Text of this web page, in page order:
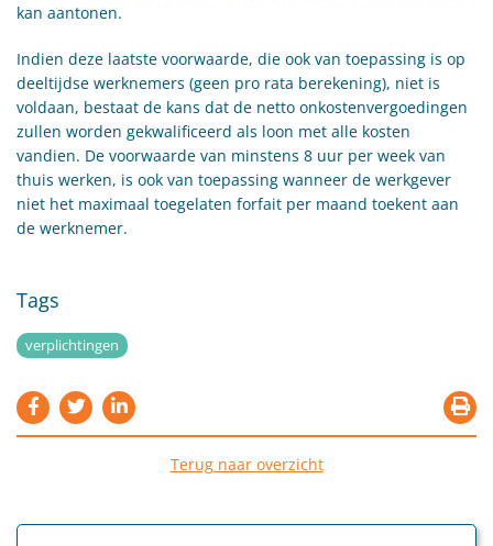
kan aantonen.
Indien deze laatste voorwaarde, die ook van toepassing is op
deeltijdse werknemers (geen pro rata berekening), niet is
voldaan, bestaat de kans dat de netto onkostenvergoedingen
zullen worden gekwalificeerd als loon met alle kosten
vandien. De voorwaarde van minstens 8 uur per week van
thuis werken, is ook van toepassing wanneer de werkgever
niet het maximaal toegelaten forfait per maand toekent aan
de werknemer.
Tags
verplichtingen
Terug naar overzicht